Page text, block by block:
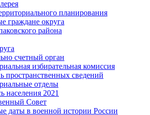
планирования
граждане округа
района
счетный орган
избирательная комиссия
пространственных сведений
отделы
населения 2021
Совет
даты в военной истории России